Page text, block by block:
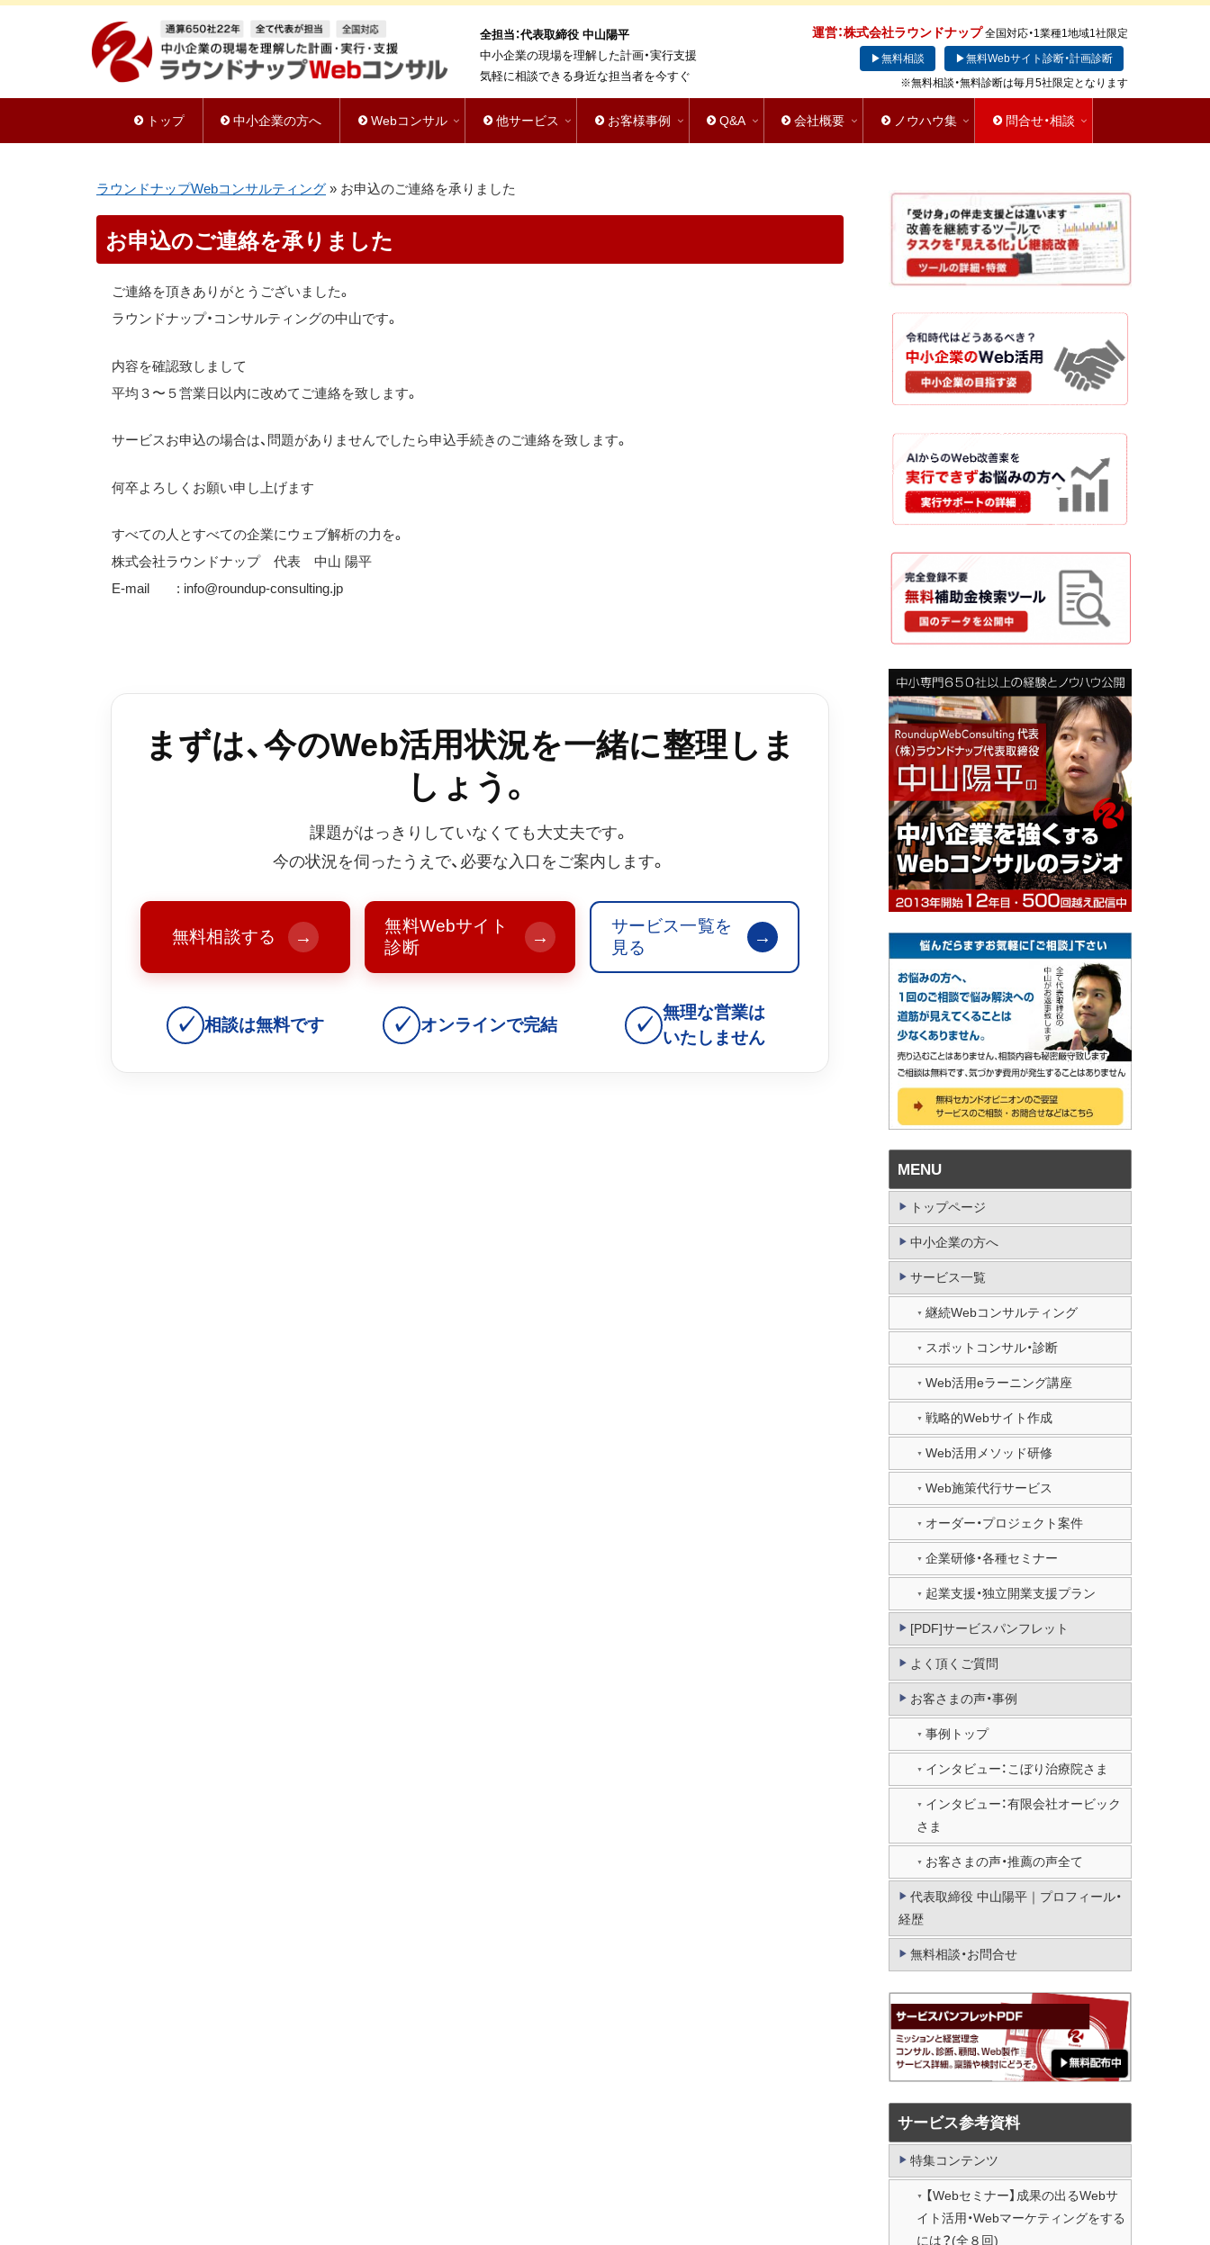
全担当：代表取締役 中山陽平
中小企業の現場を理解した計画・実行支援
気軽に相談できる身近な担当者を今すぐ
運営：株式会社ラウンドナップ 全国対応・1業種1地域1社限定
▶無料相談
▶無料Webサイト診断・計画診断
※無料相談・無料診断は毎月5社限定となります
トップ 中小企業の方へ Webコンサル 他サービス お客様事例 Q&A 会社概要 ノウハウ集 問合せ・相談
ラウンドナップWebコンサルティング » お申込のご連絡を承りました
お申込のご連絡を承りました
ご連絡を頂きありがとうございました。
ラウンドナップ・コンサルティングの中山です。
内容を確認致しまして
平均３〜５営業日以内に改めてご連絡を致します。
サービスお申込の場合は、問題がありませんでしたら申込手続きのご連絡を致します。
何卒よろしくお願い申し上げます
すべての人とすべての企業にウェブ解析の力を。
株式会社ラウンドナップ 代表 中山 陽平
E-mail : info@roundup-consulting.jp
まずは、今のWeb活用状況を一緒に整理しま
しょう。
課題がはっきりしていなくても大丈夫です。
今の状況を伺ったうえで、必要な入口をご案内します。
無料相談する →
無料Webサイト
診断
→
サービス一覧を
見る
→
✓ 相談は無料です ✓ オンラインで完結 ✓
無理な営業は
いたしません
MENU
トップページ
中小企業の方へ
サービス一覧
継続Webコンサルティング
スポットコンサル・診断
Web活用eラーニング講座
戦略的Webサイト作成
Web活用メソッド研修
Web施策代行サービス
オーダー・プロジェクト案件
企業研修・各種セミナー
起業支援・独立開業支援プラン
[PDF]サービスパンフレット
よく頂くご質問
お客さまの声・事例
事例トップ
インタビュー：こぼり治療院さま
インタビュー：有限会社オービック
さま
お客さまの声・推薦の声全て
代表取締役 中山陽平｜プロフィール・
経歴
無料相談・お問合せ
サービス参考資料
特集コンテンツ
【Webセミナー】成果の出るWebサ
イト活用・Webマーケティングをする
には？(全８回)